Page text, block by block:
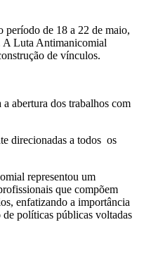
período de 18 a 22 de maio,
A Luta Antimanicomial
de vínculos.
abertura dos trabalhos com
direcionadas a todos os
representou um
que compõem
enfatizando a importância
políticas públicas voltadas